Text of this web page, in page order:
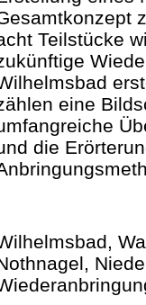
Teilstücke
eine
die